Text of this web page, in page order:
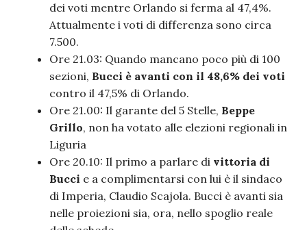
dei voti mentre Orlando si ferma al 47,4%.
Attualmente i voti di differenza sono circa
7.500.
Ore 21.03: Quando mancano poco più di 100
sezioni, Bucci è avanti con il 48,6% dei voti
contro il 47,5% di Orlando.
Ore 21.00: Il garante del 5 Stelle, Beppe
Grillo, non ha votato alle elezioni regionali in
Liguria
Ore 20.10: Il primo a parlare di vittoria di
Bucci e a complimentarsi con lui è il sindaco
di Imperia, Claudio Scajola. Bucci è avanti sia
nelle proiezioni sia, ora, nello spoglio reale